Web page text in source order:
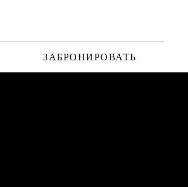
ЗАБРОНИРОВАТЬ